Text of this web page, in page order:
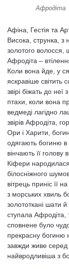
Афродіта
Афіна, Гестія та
Висока, струнка,
золотого волосся,
Афродіта –
Коли вона йде, у
яскравіше світить
звірі біжать до
птахи, коли вона
ведмеді лагідно
звірів Афродіта,
Ори і Харити,
одягають богиню в
вінчають її
Кіфери
білосніжного
вітрець приніс її
з морських хвиль
золототкані шати й
ступала Афродіта,
сповнене було
прекрасну богиню
завжди живе серед
найвродливіша з